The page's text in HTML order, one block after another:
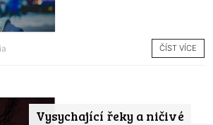
ČÍST VÍCE
Vysychající řeky a ničivé